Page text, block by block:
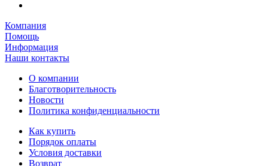
Компания
Помощь
Информация
Наши контакты
О компании
Благотворительность
Новости
Политика конфиденциальности
Как купить
Порядок оплаты
Условия доставки
Возврат